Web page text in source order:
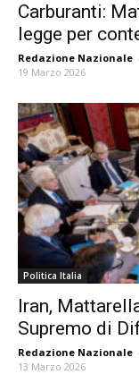
Carburanti:
legge per
Redazione Nazionale -
19 Marzo 2026
Politica Italia
Iran,
Supremo di
Redazione Nazionale -
13 Marzo 2026